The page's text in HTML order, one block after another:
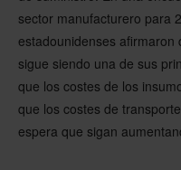
sector manufacturero para
estadounidenses
sigue siendo una de sus
que los costes de los
que los costes de
espera que sigan